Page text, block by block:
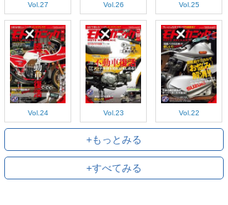
Vol.27 Vol.26 Vol.25
Vol.24 Vol.23 Vol.22
+もっとみる
+すべてみる